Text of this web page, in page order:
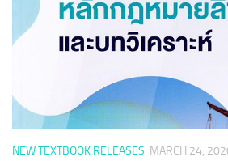
NEW TEXTBOOK RELEASES MARCH 24,